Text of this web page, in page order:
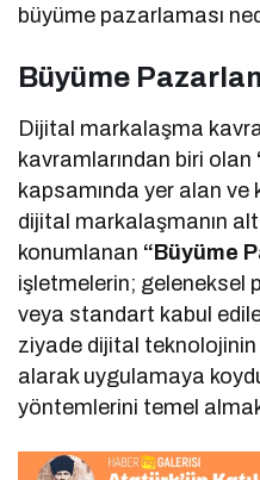
büyüme pazarlaması
Büyüme
Dijital markalaşma
kavramlarından biri olan
kapsamında yer alan
dijital markalaşmanın
konumlanan “Büyüme
işletmelerin; geleneksel
veya standart kabul
ziyade dijital teknolojinin
alarak uygulamaya
yöntemlerini temel